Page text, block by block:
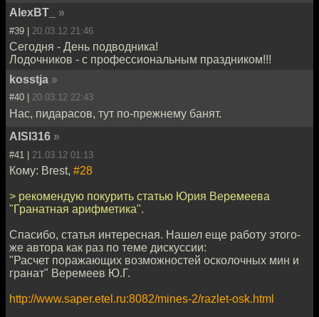
AlexBT_
»
#39 | 20.03.12 21:46
Сегодня - День подводника!
Лодочников - с профессиональным праздником!!!
kosstja »
#40 | 20.03.12 22:43
Нас, пидарасов, тут по-прежнему банят.
AISI316 »
#41 | 21.03.12 01:13
Кому: Brest, #28
> рекомендую покурить статью Юрия Веремеева
"Гранатная арифметика".
Спасибо, статья интересная. Нашел еще работу этого-
же автора как раз по теме дискуссии:
"Расчет поражающих возможностей осколочных мин и
гранат" Веремеев Ю.Г.
http://www.saper.etel.ru:8082/mines-2/razlet-osk.html